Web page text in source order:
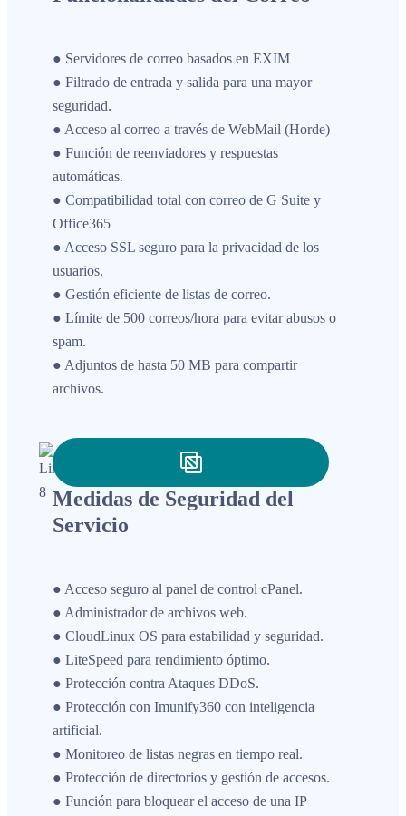
● Servidores de correo basados en EXIM
● Filtrado de entrada y salida para una mayor
seguridad.
● Acceso al correo a través de WebMail (Horde)
● Función de reenviadores y respuestas
automáticas.
● Compatibilidad total con correo de G Suite y
Office365
● Acceso SSL seguro para la privacidad de los
usuarios.
● Gestión eficiente de listas de correo.
● Límite de 500 correos/hora para evitar abusos o
spam.
● Adjuntos de hasta 50 MB para compartir
archivos.
Medidas de Seguridad del
Servicio
● Acceso seguro al panel de control cPanel.
● Administrador de archivos web.
● CloudLinux OS para estabilidad y seguridad.
● LiteSpeed para rendimiento óptimo.
● Protección contra Ataques DDoS.
● Protección con Imunify360 con inteligencia
artificial.
● Monitoreo de listas negras en tiempo real.
● Protección de directorios y gestión de accesos.
● Función para bloquear el acceso de una IP